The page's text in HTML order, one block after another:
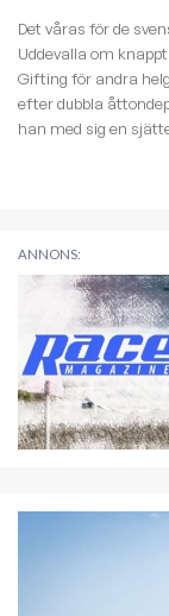
Det våras för de
Uddevalla om
Gifting för andra
efter dubbla
han med sig en
ANNONS: